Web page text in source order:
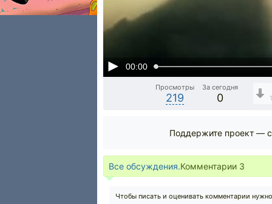
00:00
Просмотры
219
За сегодня
0
Поддержите проект —
Все обсуждения.Комментарии 3
Чтобы писать и оценивать комментарии